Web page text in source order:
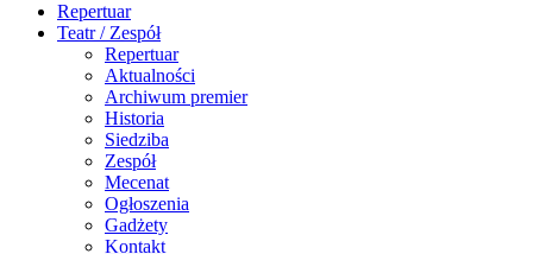
Repertuar
Teatr / Zespół
Repertuar
Aktualności
Archiwum premier
Historia
Siedziba
Zespół
Mecenat
Ogłoszenia
Gadżety
Kontakt